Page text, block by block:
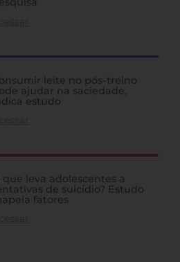
leite no pós-treino
ajudar na saciedade,
estudo
que leva adolescentes a
de suicídio? Estudo
fatores